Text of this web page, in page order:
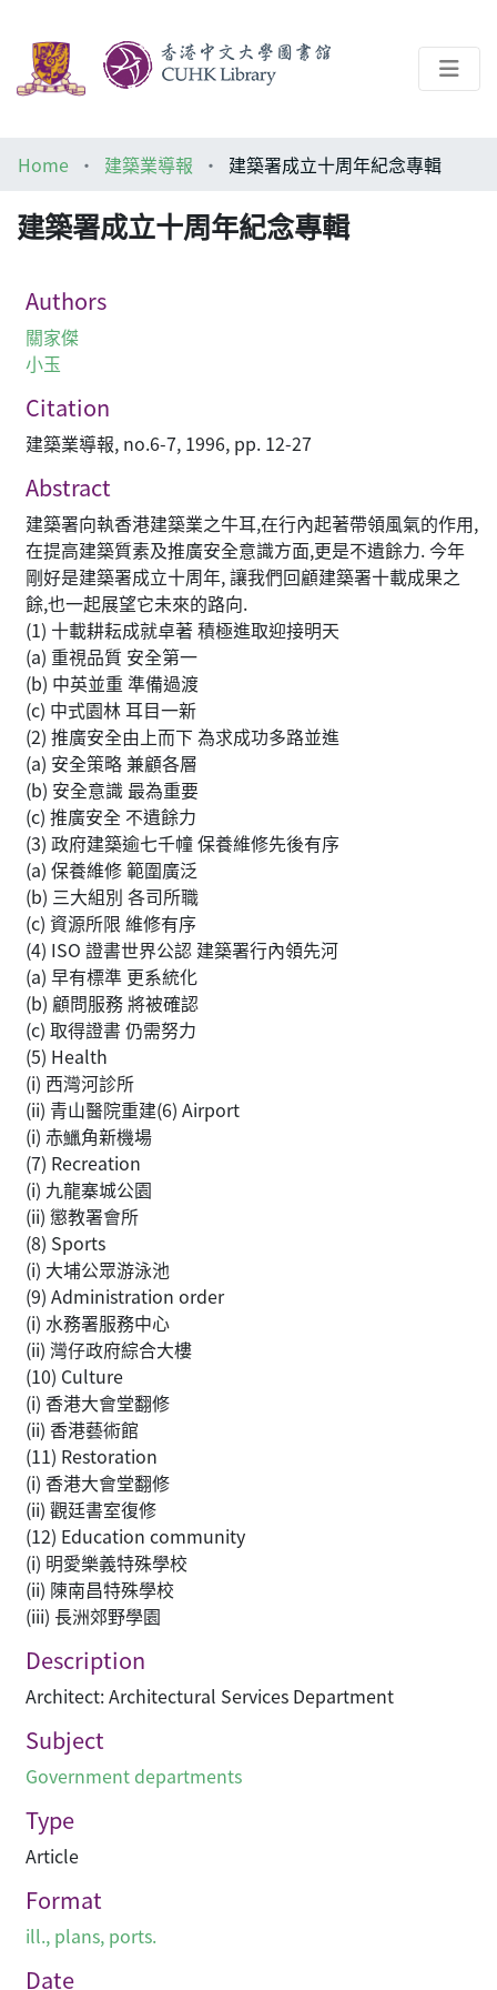
Architecture Library
Home 建築業導報 建築署成立十周年紀念專輯
建築署成立十周年紀念專輯
Authors
關家傑
小玉
Citation
建築業導報, no.6-7, 1996, pp. 12-27
Abstract
建築署向執香港建築業之牛耳,在行內起著帶領風氣的作用,
在提高建築質素及推廣安全意識方面,更是不遺餘力. 今年
剛好是建築署成立十周年, 讓我們回顧建築署十載成果之
餘,也一起展望它未來的路向.
(1) 十載耕耘成就卓著 積極進取迎接明天
(a) 重視品質 安全第一
(b) 中英並重 準備過渡
(c) 中式園林 耳目一新
(2) 推廣安全由上而下 為求成功多路並進
(a) 安全策略 兼顧各層
(b) 安全意識 最為重要
(c) 推廣安全 不遺餘力
(3) 政府建築逾七千幢 保養維修先後有序
(a) 保養維修 範圍廣泛
(b) 三大組別 各司所職
(c) 資源所限 維修有序
(4) ISO 證書世界公認 建築署行內領先河
(a) 早有標準 更系統化
(b) 顧問服務 將被確認
(c) 取得證書 仍需努力
(5) Health
(i) 西灣河診所
(ii) 青山醫院重建(6) Airport
(i) 赤鱲角新機場
(7) Recreation
(i) 九龍寨城公園
(ii) 懲教署會所
(8) Sports
(i) 大埔公眾游泳池
(9) Administration order
(i) 水務署服務中心
(ii) 灣仔政府綜合大樓
(10) Culture
(i) 香港大會堂翻修
(ii) 香港藝術館
(11) Restoration
(i) 香港大會堂翻修
(ii) 觀廷書室復修
(12) Education community
(i) 明愛樂義特殊學校
(ii) 陳南昌特殊學校
(iii) 長洲郊野學園
Description
Architect: Architectural Services Department
Subject
Government departments
Type
Article
Format
ill., plans, ports.
Date